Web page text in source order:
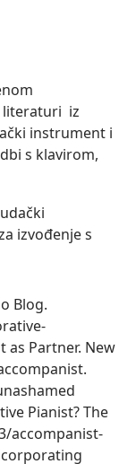
iz
instrument i
s klavirom,
izvođenje s
Blog.
as Partner. New
Pianist? The
accompanist-